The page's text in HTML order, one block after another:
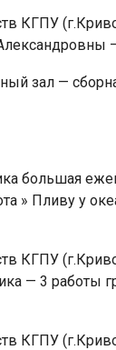
КГПУ
зал —
большая
» Пливу у
КГПУ
— 3 работы
КГПУ